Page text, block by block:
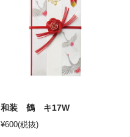
和装 鶴 キ17W
¥600(税抜)